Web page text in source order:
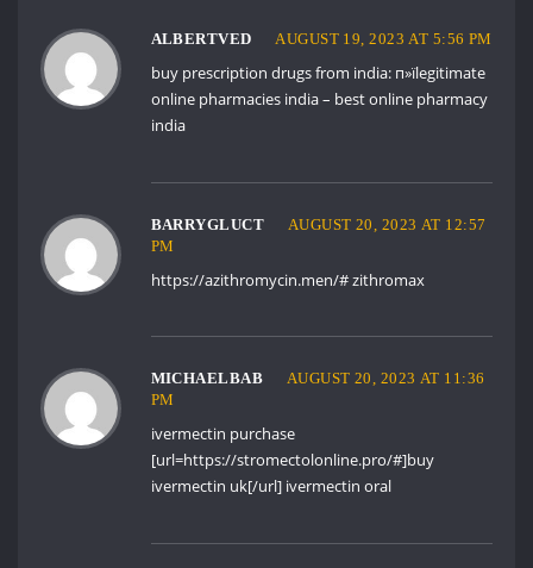
ALBERTVED AUGUST 19, 2023 AT 5:56 PM
buy prescription drugs from india: п»їlegitimate
online pharmacies india– best online pharmacy
india
BARRYGLUCT
AUGUST 20, 2023 AT 12:57
PM
https://azithromycin.men/#zithromax
MICHAELBAB
AUGUST 20, 2023 AT 11:36
PM
ivermectin purchase
[url=https://stromectolonline.pro/#]buy
ivermectin uk[/url] ivermectin oral